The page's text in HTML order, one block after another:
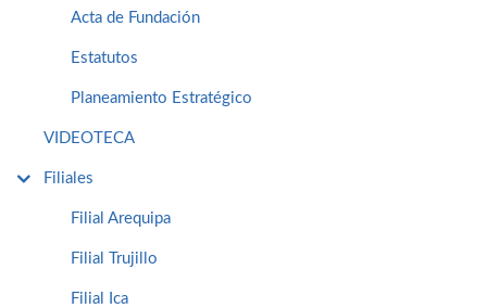
Acta de Fundación
Estatutos
Planeamiento Estratégico
VIDEOTECA
Filiales
Filial Arequipa
Filial Trujillo
Filial Ica